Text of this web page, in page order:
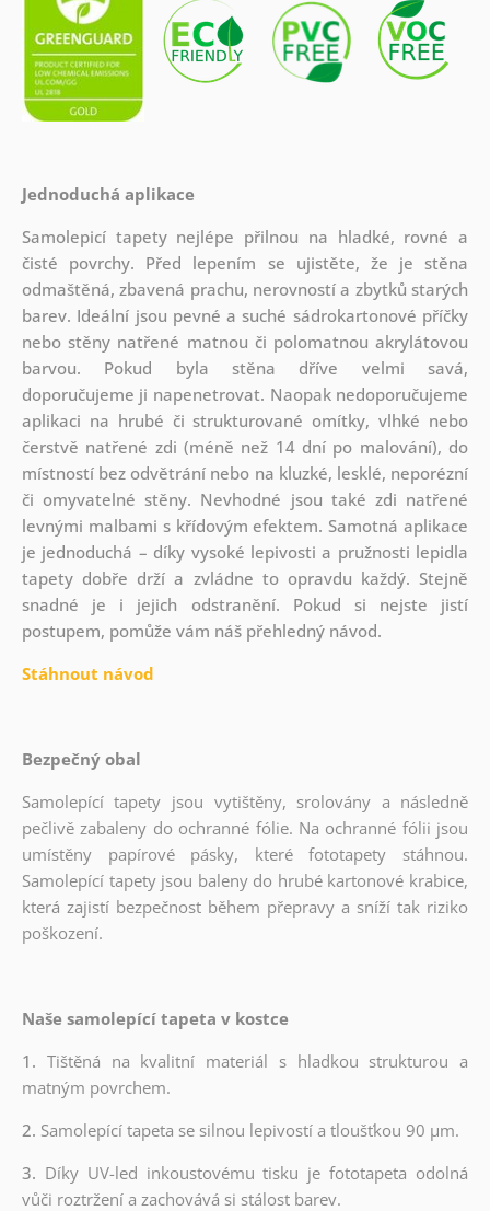
Jednoduchá aplikace
Samolepicí tapety nejlépe přilnou na hladké, rovné a
čisté povrchy. Před lepením se ujistěte, že je stěna
odmaštěná, zbavená prachu, nerovností a zbytků starých
barev. Ideální jsou pevné a suché sádrokartonové příčky
nebo stěny natřené matnou či polomatnou akrylátovou
barvou. Pokud byla stěna dříve velmi savá,
doporučujeme ji napenetrovat. Naopak nedoporučujeme
aplikaci na hrubé či strukturované omítky, vlhké nebo
čerstvě natřené zdi (méně než 14 dní po malování), do
místností bez odvětrání nebo na kluzké, lesklé, neporézní
či omyvatelné stěny. Nevhodné jsou také zdi natřené
levnými malbami s křídovým efektem. Samotná aplikace
je jednoduchá – díky vysoké lepivosti a pružnosti lepidla
tapety dobře drží a zvládne to opravdu každý. Stejně
snadné je i jejich odstranění. Pokud si nejste jistí
postupem, pomůže vám náš přehledný návod.
Stáhnout návod
Bezpečný obal
Samolepící tapety jsou vytištěny, srolovány a následně
pečlivě zabaleny do ochranné fólie. Na ochranné fólii jsou
umístěny papírové pásky, které fototapety stáhnou.
Samolepící tapety jsou baleny do hrubé kartonové krabice,
která zajistí bezpečnost během přepravy a sníží tak riziko
poškození.
Naše samolepící tapeta v kostce
1. Tištěná na kvalitní materiál s hladkou strukturou a
matným povrchem.
2. Samolepící tapeta se silnou lepivostí a tloušťkou 90 µm.
3. Díky UV-led inkoustovému tisku je fototapeta odolná
vůči roztržení a zachovává si stálost barev.